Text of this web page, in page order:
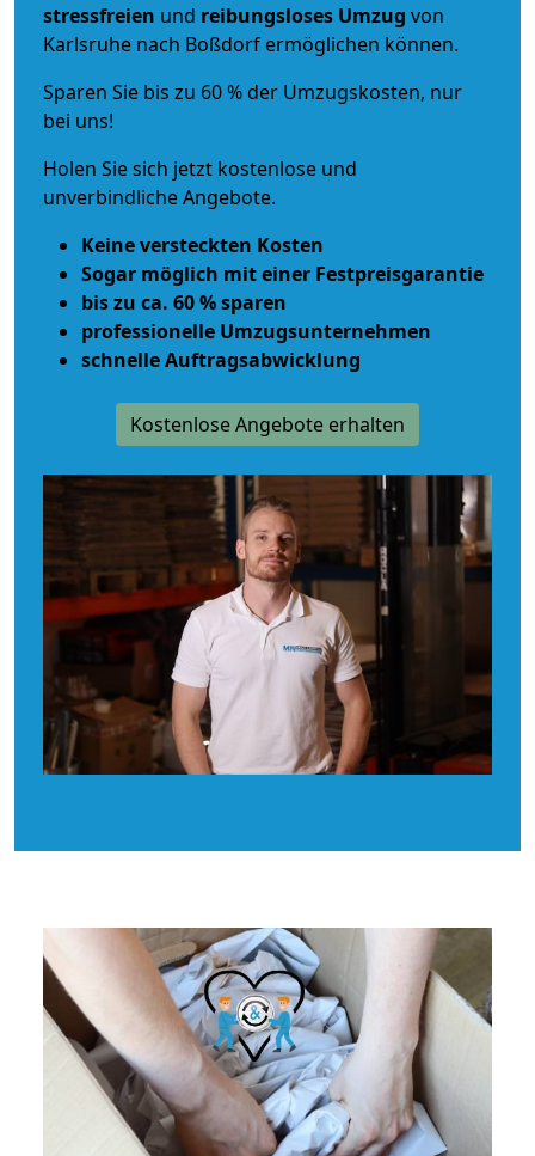
stressfreien und reibungsloses Umzug von
Karlsruhe nach Boßdorf ermöglichen können.
Sparen Sie bis zu 60 % der Umzugskosten, nur
bei uns!
Holen Sie sich jetzt kostenlose und
unverbindliche Angebote.
Keine versteckten Kosten
Sogar möglich mit einer Festpreisgarantie
bis zu ca. 60 % sparen
professionelle Umzugsunternehmen
schnelle Auftragsabwicklung
Kostenlose Angebote erhalten